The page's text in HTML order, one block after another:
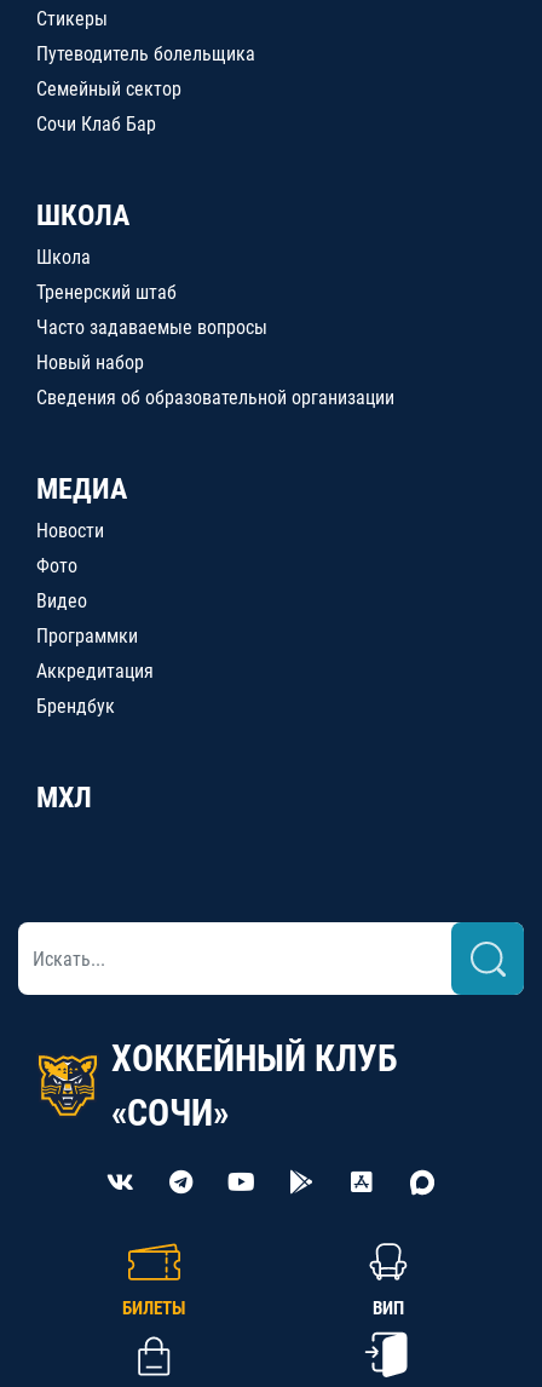
Стикеры
Путеводитель болельщика
Семейный сектор
Сочи Клаб Бар
ШКОЛА
Школа
Тренерский штаб
Часто задаваемые вопросы
Новый набор
Сведения об образовательной организации
МЕДИА
Новости
Фото
Видео
Программки
Аккредитация
Брендбук
МХЛ
ХОККЕЙНЫЙ КЛУБ
«СОЧИ»
БИЛЕТЫ ВИП